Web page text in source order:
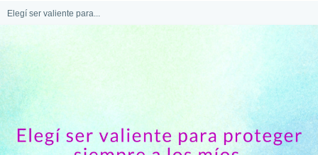
Elegí ser valiente para...